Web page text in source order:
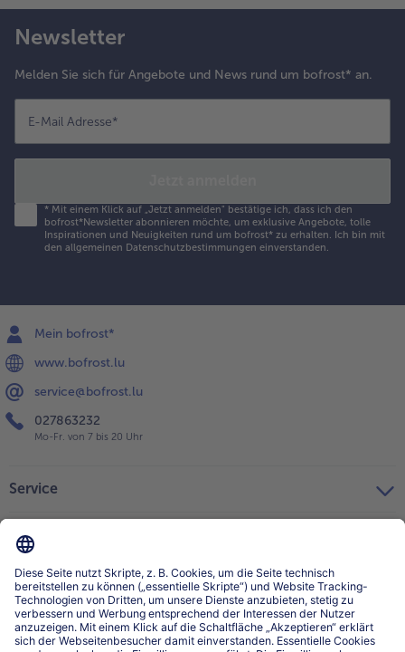
Newsletter
Melden Sie sich für Angebote und News rund um bofrost* an.
E-Mail Adresse*
* Mit einem Klick auf „Jetzt anmelden" bestätige ich, dass ich den
bofrost*Newsletter abonnieren möchte, um exklusive Angebote, tolle
Inspirationen und Neuigkeiten rund um bofrost* zu erhalten. Ich bin mit
den allgemeinen Datenschutzbestimmungen einverstanden.
Mein bofrost*
www.bofrost.lu
service@bofrost.lu
027863232
Mo-Fr. von 7 bis 20 Uhr
Service
Über bofrost*
Kategorien